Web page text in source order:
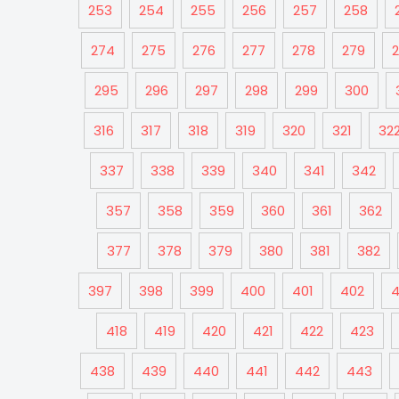
253 254 255 256 257 258
274 275 276 277 278 279
295 296 297 298 299 300
316 317 318 319 320 321
337 338 339 340 341 342
357 358 359 360 361 362
377 378 379 380 381 382
397 398 399 400 401 402
418 419 420 421 422 423
438 439 440 441 442 443